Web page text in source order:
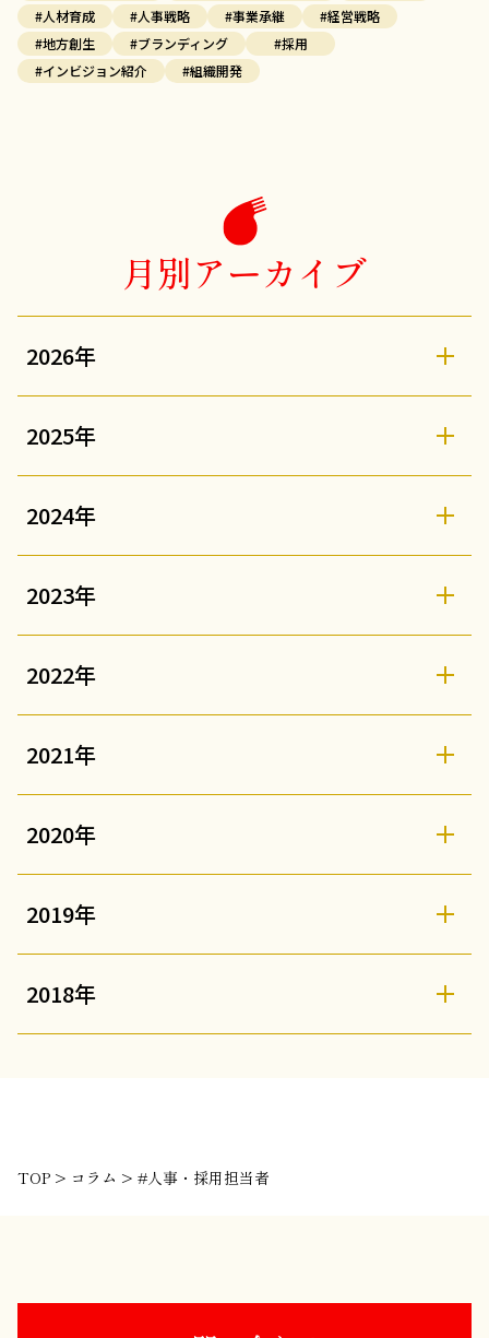
#人材育成
#人事戦略 #事業承継
#経営戦略
#地方創生
#ブランディング
#採用
#インビジョン紹介
#組織開発
月別アーカイブ
2026年
2025年
2024年
2023年
2022年
2021年
2020年
2019年
2018年
TOP > コラム > #人事・採用担当者